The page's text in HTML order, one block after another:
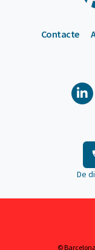
Contacte
De
©